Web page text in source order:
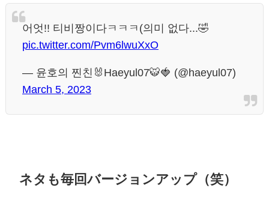
어엇!! 티비짱이다ㅋㅋㅋ(의미 없다...🤣
pic.twitter.com/Pvm6lwuXxO
— 윤호의 찐친🐰Haeyul07🐯🍓 (@haeyul07)
March 5, 2023
ネタも毎回バージョンアップ（笑）